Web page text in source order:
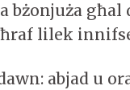
għal
lilek
abjad u